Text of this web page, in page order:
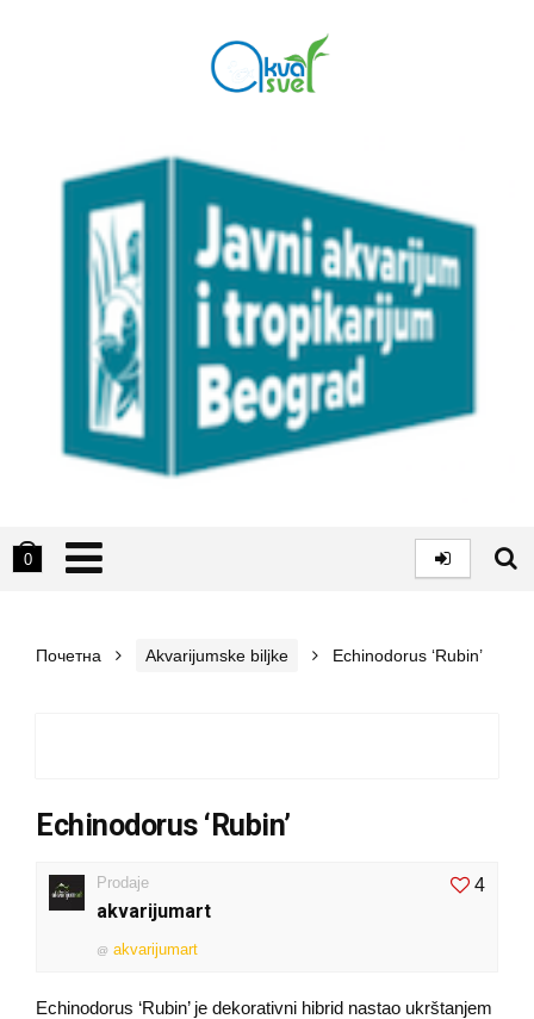
0
Почетна Akvarijumske biljke Echinodorus ‘Rubin’
Echinodorus ‘Rubin’
4
Prodaje
akvarijumart
@ akvarijumart
Echinodorus ‘Rubin’ je dekorativni hibrid nastao ukrštanjem